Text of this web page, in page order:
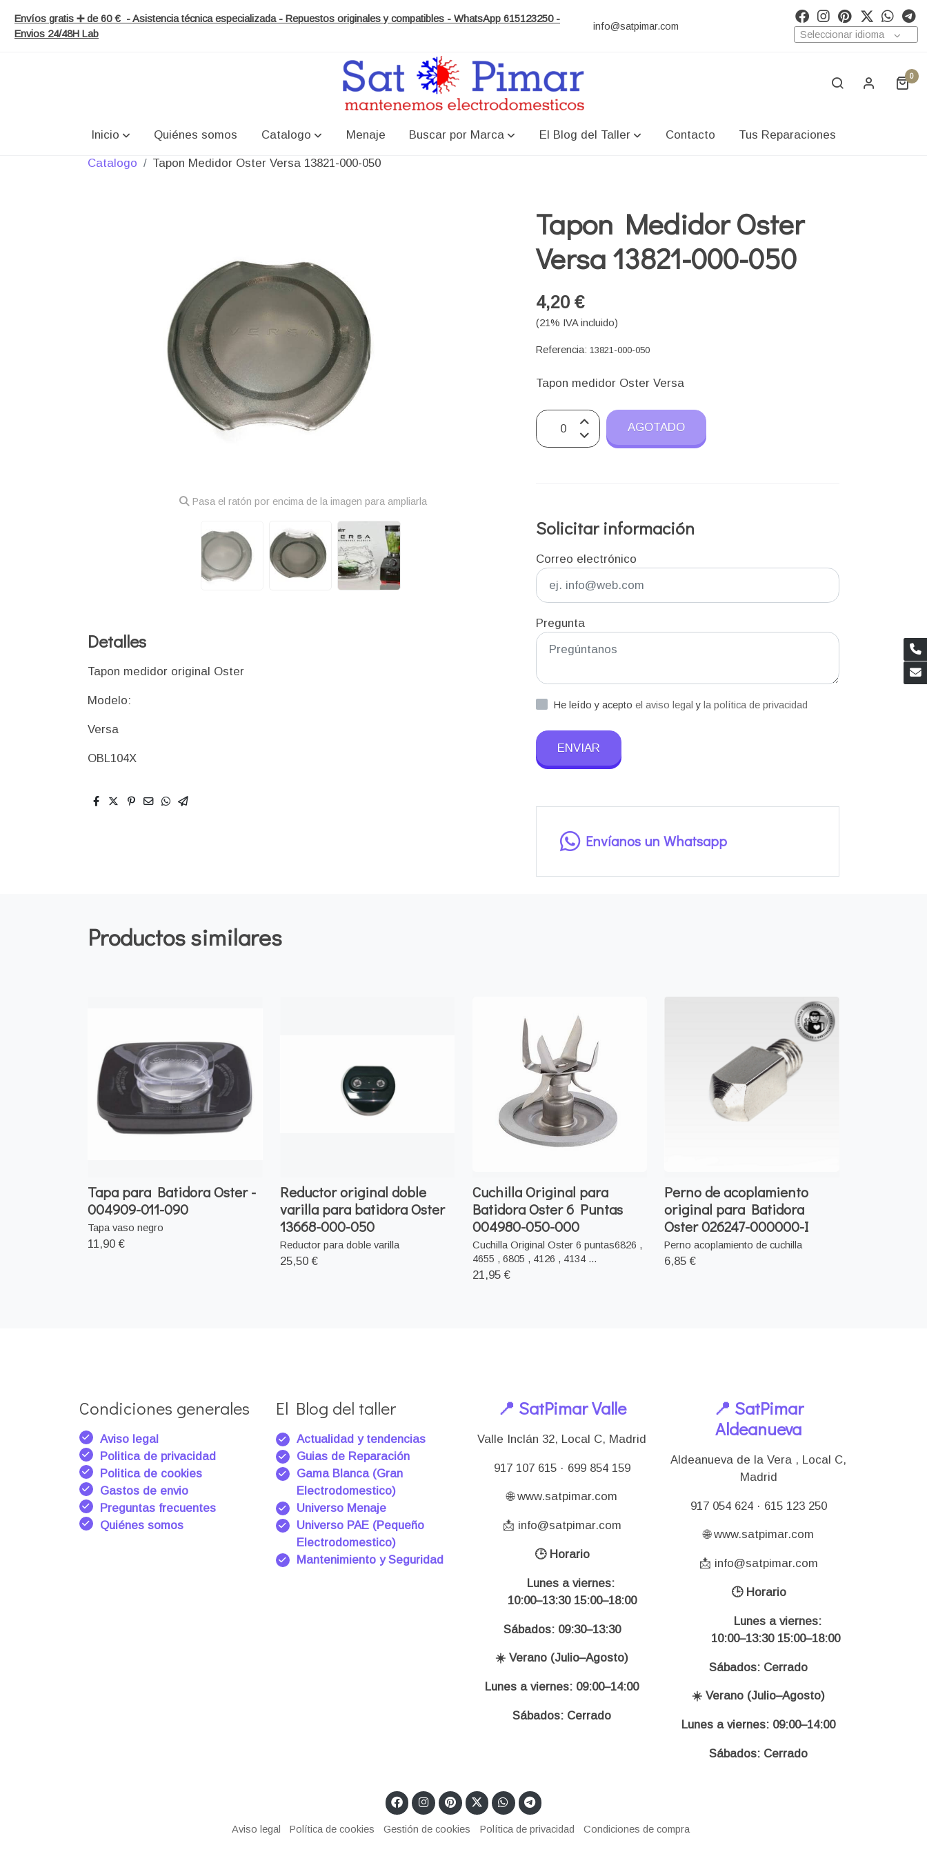
Envíos gratis ➕ de 60 € - Asistencia técnica especializada - Repuestos originales y compatibles - WhatsApp 615123250 -
Envios 24/48H Lab
info@satpimar.com
Seleccionar idioma
0
Inicio Quiénes somos Catalogo Menaje Buscar por Marca El Blog del Taller Contacto Tus Reparaciones
Catalogo Tapon Medidor Oster Versa 13821-000-050
Pasa el ratón por encima de la imagen para ampliarla
Detalles
Tapon medidor original Oster
Modelo:
Versa
OBL104X
Tapon Medidor Oster
Versa 13821-000-050
4,20 €
(21% IVA incluido)
Referencia:13821-000-050
Tapon medidor Oster Versa
AGOTADO
Solicitar información
Correo electrónico
Pregunta
He leído y acepto el aviso legaly la política de privacidad
ENVIAR
Envíanos un Whatsapp
Productos similares
Tapa para Batidora Oster -
004909-011-090
Tapa vaso negro
11,90 €
Reductor original doble
varilla para batidora Oster
13668-000-050
Reductor para doble varilla
25,50 €
Cuchilla Original para
Batidora Oster 6 Puntas
004980-050-000
Cuchilla Original Oster 6 puntas6826 ,
4655 , 6805 , 4126 , 4134 ...
21,95 €
Perno de acoplamiento
original para Batidora
Oster 026247-000000-I
Perno acoplamiento de cuchilla
6,85 €
Condiciones generales
Aviso legal
Politica de privacidad
Politica de cookies
Gastos de envio
Preguntas frecuentes
Quiénes somos
El Blog del taller
Actualidad y tendencias
Guias de Reparación
Gama Blanca (Gran
Electrodomestico)
Universo Menaje
Universo PAE (Pequeño
Electrodomestico)
Mantenimiento y Seguridad
📍 SatPimar Valle
Valle Inclán 32, Local C, Madrid
917 107 615 · 699 854 159
🌐 www.satpimar.com
📩 info@satpimar.com
🕒 Horario
Lunes a viernes:
10:00–13:30 15:00–18:00
Sábados: 09:30–13:30
☀️ Verano (Julio–Agosto)
Lunes a viernes: 09:00–14:00
Sábados: Cerrado
📍 SatPimar
Aldeanueva
Aldeanueva de la Vera , Local C,
Madrid
917 054 624 · 615 123 250
🌐 www.satpimar.com
📩 info@satpimar.com
🕒 Horario
Lunes a viernes:
10:00–13:30 15:00–18:00
Sábados: Cerrado
☀️ Verano (Julio–Agosto)
Lunes a viernes: 09:00–14:00
Sábados: Cerrado
Aviso legal Política de cookies Gestión de cookies Política de privacidad Condiciones de compra